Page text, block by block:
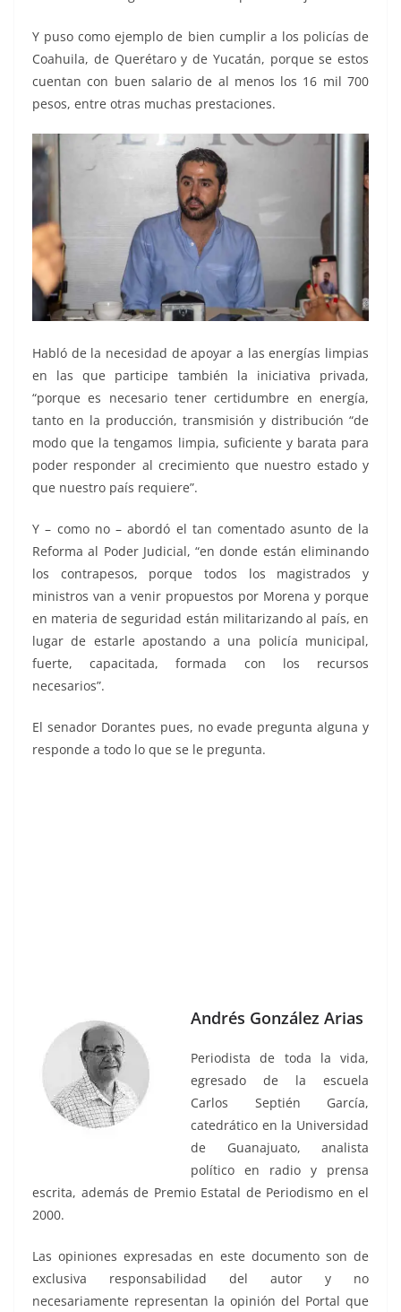
Y puso como ejemplo de bien cumplir a los policías de
Coahuila, de Querétaro y de Yucatán, porque se estos
cuentan con buen salario de al menos los 16 mil 700
pesos, entre otras muchas prestaciones.
Habló de la necesidad de apoyar a las energías limpias
en las que participe también la iniciativa privada,
“porque es necesario tener certidumbre en energía,
tanto en la producción, transmisión y distribución “de
modo que la tengamos limpia, suficiente y barata para
poder responder al crecimiento que nuestro estado y
que nuestro país requiere”.
Y – como no – abordó el tan comentado asunto de la
Reforma al Poder Judicial, “en donde están eliminando
los contrapesos, porque todos los magistrados y
ministros van a venir propuestos por Morena y porque
en materia de seguridad están militarizando al país, en
lugar de estarle apostando a una policía municipal,
fuerte, capacitada, formada con los recursos
necesarios”.
El senador Dorantes pues, no evade pregunta alguna y
responde a todo lo que se le pregunta.
Andrés González Arias
Periodista de toda la vida,
egresado de la escuela
Carlos Septién García,
catedrático en la Universidad
de Guanajuato, analista
político en radio y prensa
escrita, además de Premio Estatal de Periodismo en el
2000.
Las opiniones expresadas en este documento son de
exclusiva responsabilidad del autor y no
necesariamente representan la opinión del Portal que